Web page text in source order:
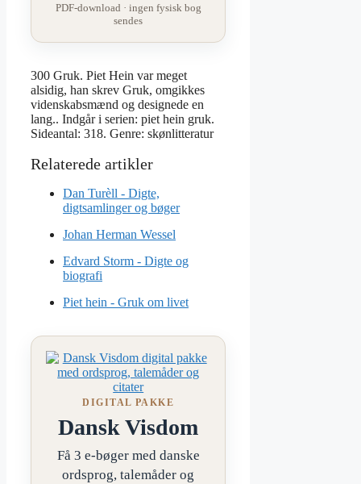
PDF-download · ingen fysisk bog
sendes
300 Gruk. Piet Hein var meget
alsidig, han skrev Gruk, omgikkes
videnskabsmænd og designede en
lang.. Indgår i serien: piet hein gruk.
Sideantal: 318. Genre: skønlitteratur
Dan Turèll - Digte,
digtsamlinger og bøger
Johan Herman Wessel
Edvard Storm - Digte og
biografi
Piet hein - Gruk om livet
DIGITAL PAKKE
Dansk Visdom
Få 3 e-bøger med danske
ordsprog, talemåder og